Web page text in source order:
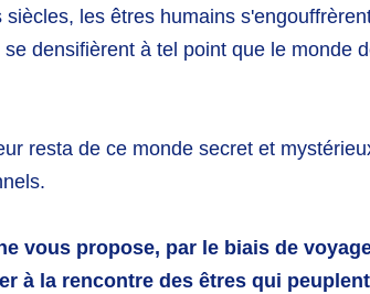
siècles, les êtres humains
densifièrent à tel point que le monde
resta de ce monde secret et
vous propose, par le biais de
à la rencontre des êtres qui